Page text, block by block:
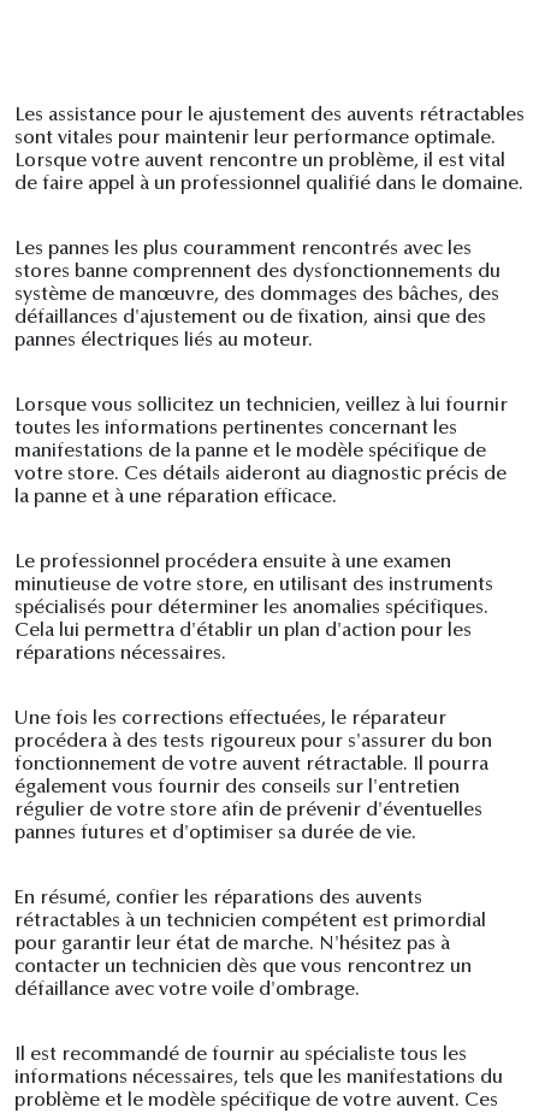
Les assistance pour le ajustement des auvents rétractables
sont vitales pour maintenir leur performance optimale.
Lorsque votre auvent rencontre un problème, il est vital
de faire appel à un professionnel qualifié dans le domaine.
Les pannes les plus couramment rencontrés avec les
stores banne comprennent des dysfonctionnements du
système de manœuvre, des dommages des bâches, des
défaillances d'ajustement ou de fixation, ainsi que des
pannes électriques liés au moteur.
Lorsque vous sollicitez un technicien, veillez à lui fournir
toutes les informations pertinentes concernant les
manifestations de la panne et le modèle spécifique de
votre store. Ces détails aideront au diagnostic précis de
la panne et à une réparation efficace.
Le professionnel procédera ensuite à une examen
minutieuse de votre store, en utilisant des instruments
spécialisés pour déterminer les anomalies spécifiques.
Cela lui permettra d'établir un plan d'action pour les
réparations nécessaires.
Une fois les corrections effectuées, le réparateur
procédera à des tests rigoureux pour s'assurer du bon
fonctionnement de votre auvent rétractable. Il pourra
également vous fournir des conseils sur l'entretien
régulier de votre store afin de prévenir d'éventuelles
pannes futures et d'optimiser sa durée de vie.
En résumé, confier les réparations des auvents
rétractables à un technicien compétent est primordial
pour garantir leur état de marche. N'hésitez pas à
contacter un technicien dès que vous rencontrez un
défaillance avec votre voile d'ombrage.
Il est recommandé de fournir au spécialiste tous les
informations nécessaires, tels que les manifestations du
problème et le modèle spécifique de votre auvent. Ces